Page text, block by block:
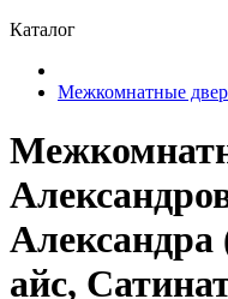
Каталог
Межкомнатные
Александра
айс,